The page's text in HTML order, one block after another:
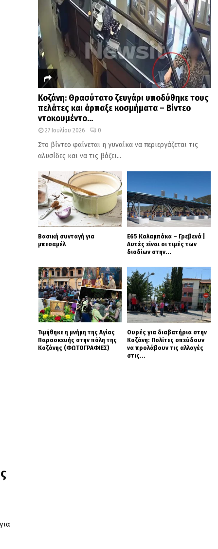
Κοζάνη: Θρασύτατο ζευγάρι υποδύθηκε τους
πελάτες και άρπαξε κοσμήματα – Βίντεο
ντοκουμέντο...
27 Ιουλίου 2026 0
Στο βίντεο φαίνεται η γυναίκα να περιεργάζεται τις
αλυσίδες και να τις βάζει...
Βασική συνταγή για
μπεσαμέλ
Ε65 Καλαμπάκα – Γρεβενά |
Αυτές είναι οι τιμές των
διοδίων στην...
Τιμήθηκε η μνήμη της Αγίας
Παρασκευής στην πόλη της
Κοζάνης (ΦΩΤΟΓΡΑΦΙΕΣ)
Ουρές για διαβατήρια στην
Κοζάνη: Πολίτες σπεύδουν
να προλάβουν τις αλλαγές
στις...